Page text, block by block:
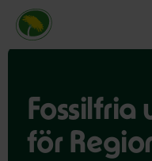
Miljöpartiet de gröna,
Fossilfria
för